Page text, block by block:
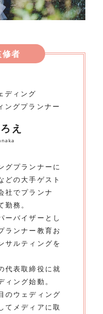
者
ディング
ングプランナー
え
グプランナーに
どの大手ゲスト
社でプランナ
務。
ーバイザーとし
ランナー教育お
サルティングを
代表取締役に就
ング始動。
のウェディング
てメディアに取